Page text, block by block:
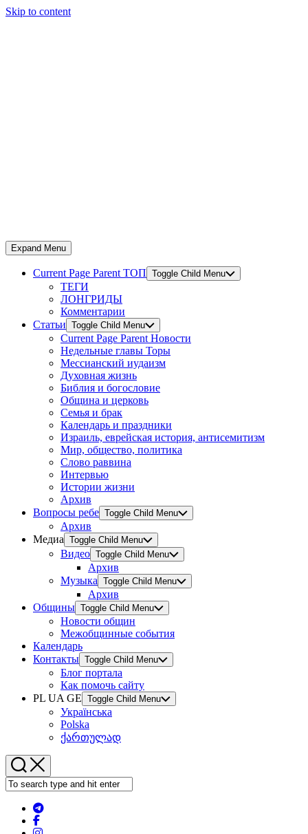
Skip to content
Expand Menu
Current Page Parent ТОП Toggle Child Menu
ТЕГИ
ЛОНГРИДЫ
Комментарии
Статьи Toggle Child Menu
Current Page Parent Новости
Недельные главы Торы
Мессианский иудаизм
Духовная жизнь
Библия и богословие
Община и церковь
Семья и брак
Календарь и праздники
Израиль, еврейская история, антисемитизм
Мир, общество, политика
Слово раввина
Интервью
Истории жизни
Архив
Вопросы ребе Toggle Child Menu
Архив
Медиа Toggle Child Menu
Видео Toggle Child Menu
Архив
Музыка Toggle Child Menu
Архив
Общины Toggle Child Menu
Новости общин
Межобщинные события
Календарь
Контакты Toggle Child Menu
Блог портала
Как помочь сайту
PL UA GE Toggle Child Menu
Українська
Polska
ქართულად